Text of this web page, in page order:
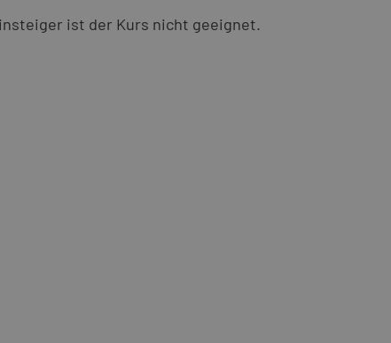
ist der Kurs nicht geeignet.